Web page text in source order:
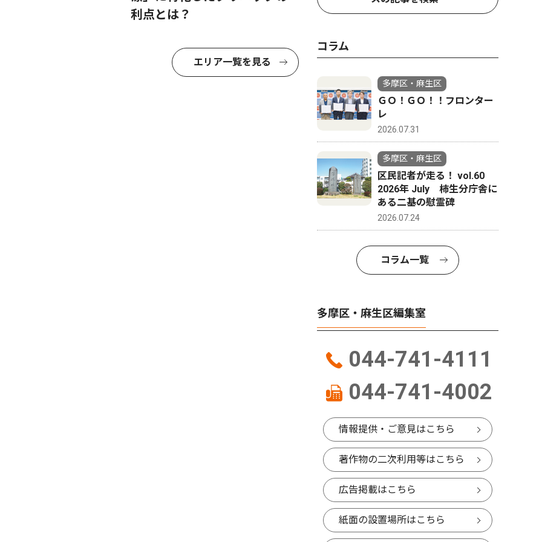
利点とは？
エリア一覧を見る
コラム
多摩区・麻生区
ＧＯ！ＧＯ！！フロンター
レ
2026.07.31
多摩区・麻生区
区民記者が走る！ vol.60
2026年 July 柿生分庁舎に
ある二基の慰霊碑
2026.07.24
コラム一覧
多摩区・麻生区編集室
044-741-4111
044-741-4002
情報提供・ご意見はこちら
著作物の二次利用等はこちら
広告掲載はこちら
紙面の設置場所はこちら